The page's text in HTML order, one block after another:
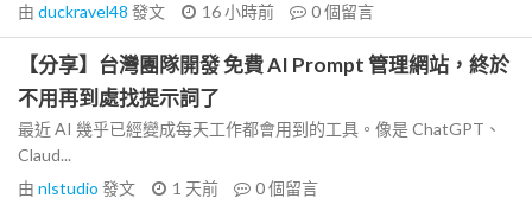
由 duckravel48 發文 16 小時前 0個留言
【分享】台灣團隊開發 免費 AI Prompt 管理網站，終於
不用再到處找提示詞了
最近 AI 幾乎已經變成每天工作都會用到的工具。像是 ChatGPT、
Claud...
由 nlstudio 發文 1 天前 0個留言